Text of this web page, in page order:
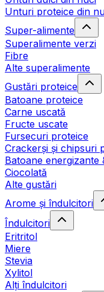
Unturi proteice din
Super-alimente
Superalimente verzi
Fibre
Alte superalimente
Gustări proteice
Batoane proteice
Carne uscată
Fructe uscate
Fursecuri proteice
Crackerși și chipsuri
Batoane energizante
Ciocolată
Alte gustări
Arome și îndulcitori
Îndulcitori
Eritritol
Miere
Stevia
Xylitol
Alți îndulcitori